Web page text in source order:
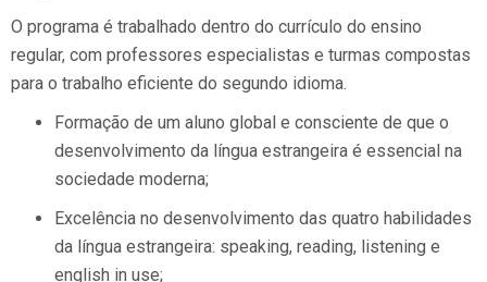
O programa é trabalhado dentro do currículo do ensino
regular, com professores especialistas e turmas compostas
para o trabalho eficiente do segundo idioma.
Formação de um aluno global e consciente de que o
desenvolvimento da língua estrangeira é essencial na
sociedade moderna;
Excelência no desenvolvimento das quatro habilidades
da língua estrangeira: speaking, reading, listening e
english in use;